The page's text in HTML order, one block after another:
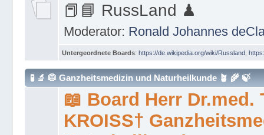
📕📘 RussLand ♟
Moderator: Ronald Johannes
Untergeordnete Boards: https://de.wikipedia.org/wiki/Russland,
🧪 🔬 🥼 Ganzheitsmedizin und Naturheilkunde 🪴 🌾 🍃
📖 Board Herr Dr.med.
KROISS†